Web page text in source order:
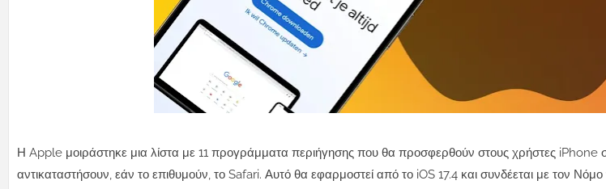
Η Apple μοιράστηκε μια λίστα με 11 προγράμματα περιήγησης που θα προσφερθούν στους χρήστες iPhone
αντικαταστήσουν, εάν το επιθυμούν, το Safari. Αυτό θα εφαρμοστεί από το iOS 17.4 και συνδέεται με τον